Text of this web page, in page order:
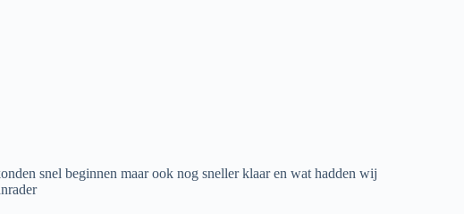
snel beginnen maar ook nog sneller klaar en wat hadden wij